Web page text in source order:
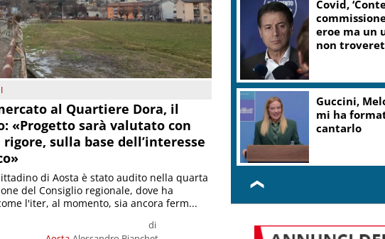
al Quartiere Dora, il
«Progetto sarà valutato con
rigore, sulla base dell’interesse
di
di Aosta è stato audito nella quarta
del Consiglio regionale, dove ha
l'iter, al momento, sia ancora ferm...
“Una notte
Migliorini
teatro
Valle
del lardo di
gelato
❮